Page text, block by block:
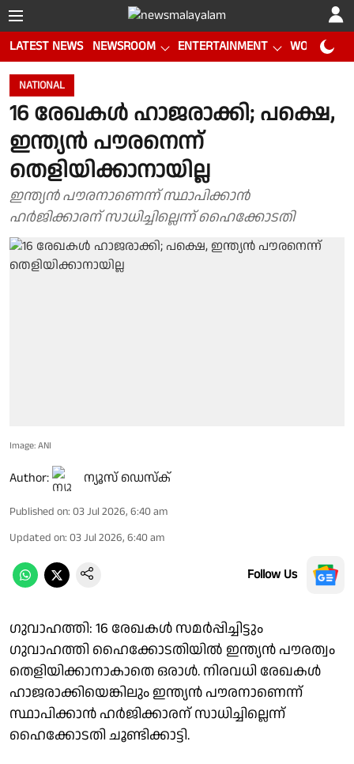
LATEST NEWS NEWSROOM ENTERTAINMENT WORLD CUP
NATIONAL
16 രേഖകള്‍ ഹാജരാക്കി; പക്ഷെ,
ഇന്ത്യന്‍ പൗരനെന്ന്
തെളിയിക്കാനായില്ല
ഇന്ത്യന്‍ പൗരനാണെന്ന് സ്ഥാപിക്കാന്‍
ഹര്‍ജിക്കാരന് സാധിച്ചില്ലെന്ന് ഹൈക്കോടതി
Image: ANI
Author: ന്യൂസ് ഡെസ്ക്
Published on: 03 Jul 2026, 6:40 am
Updated on: 03 Jul 2026, 6:40 am
Follow Us
ഗുവാഹത്തി: 16 രേഖകള്‍ സമര്‍പ്പിച്ചിട്ടും
ഗുവാഹത്തി ഹൈക്കോടതിയില്‍ ഇന്ത്യന്‍ പൗരത്വം
തെളിയിക്കാനാകാതെ ഒരാള്‍. നിരവധി രേഖകള്‍
ഹാജരാക്കിയെങ്കിലും ഇന്ത്യന്‍ പൗരനാണെന്ന്
സ്ഥാപിക്കാന്‍ ഹര്‍ജിക്കാരന് സാധിച്ചില്ലെന്ന്
ഹൈക്കോടതി ചൂണ്ടിക്കാട്ടി.